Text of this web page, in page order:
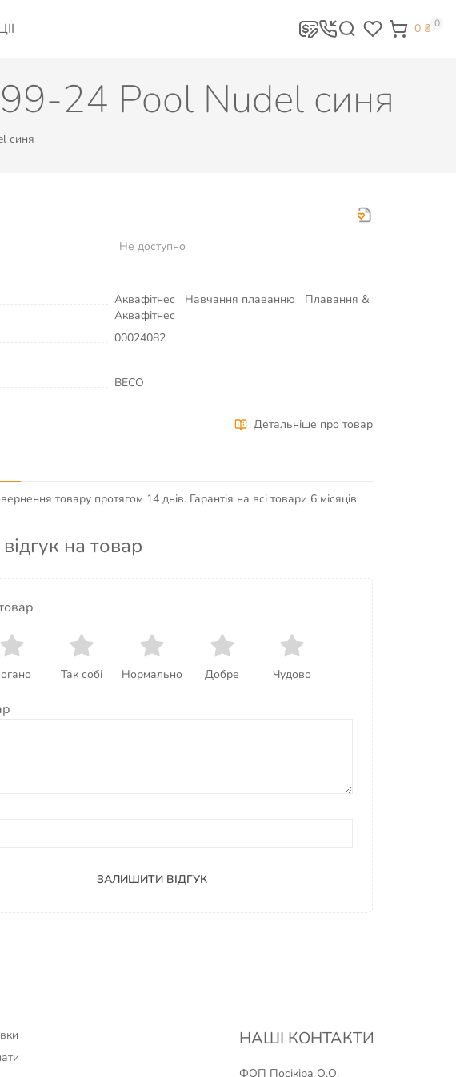
0 ₴ 0
24 Pool Nudel синя
синя
Не доступно
Аквафітнес Навчання плаванню
Плавання &
Аквафітнес
00024082
BECO
Детальніше про товар
товару протягом 14 днів. Гарантія на всі товари 6 місяців.
на товар
Так собі Нормально Добре Чудово
ЗАЛИШИТИ ВІДГУК
НАШІ КОНТАКТИ
ФОП Посікіра О.О.